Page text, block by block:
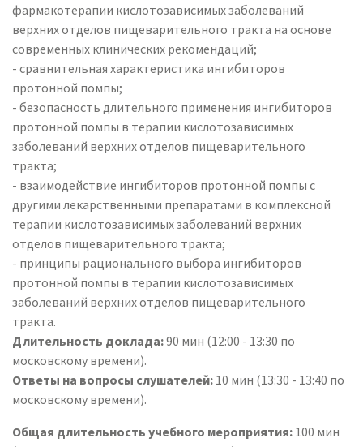
фармакотерапии кислотозависимых заболеваний
верхних отделов пищеварительного тракта на основе
современных клинических рекомендаций;
- сравнительная характеристика ингибиторов
протонной помпы;
- безопасность длительного применения ингибиторов
протонной помпы в терапии кислотозависимых
заболеваний верхних отделов пищеварительного
тракта;
- взаимодействие ингибиторов протонной помпы с
другими лекарственными препаратами в комплексной
терапии кислотозависимых заболеваний верхних
отделов пищеварительного тракта;
- принципы рационального выбора ингибиторов
протонной помпы в терапии кислотозависимых
заболеваний верхних отделов пищеварительного
тракта.
Длительность доклада:90 мин (12:00 - 13:30 по
московскому времени).
Ответы на вопросы слушателей: 10 мин (13:30 - 13:40 по
московскому времени).
Общая длительность учебного мероприятия: 100 мин